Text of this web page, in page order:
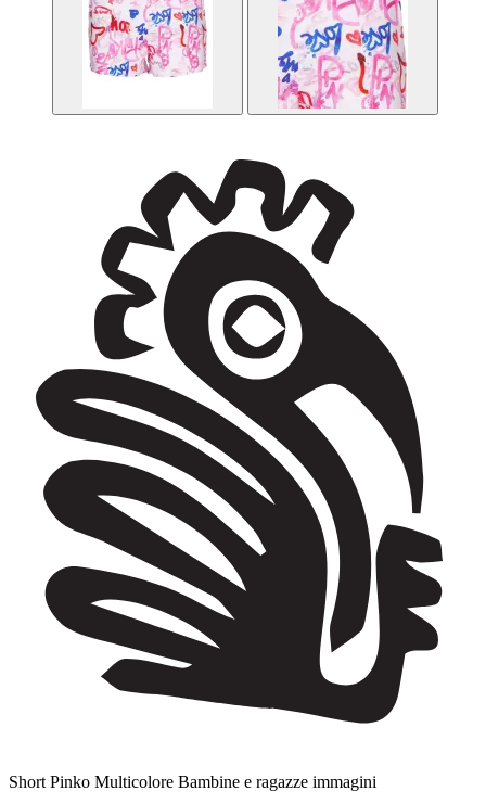
Short Pinko Multicolore Bambine e ragazze immagini